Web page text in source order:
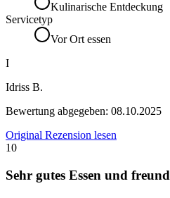
Kulinarische Entdeckung
Servicetyp
Vor Ort essen
I
Idriss B.
Bewertung abgegeben: 08.10.2025
Original Rezension lesen
10
Sehr gutes Essen und